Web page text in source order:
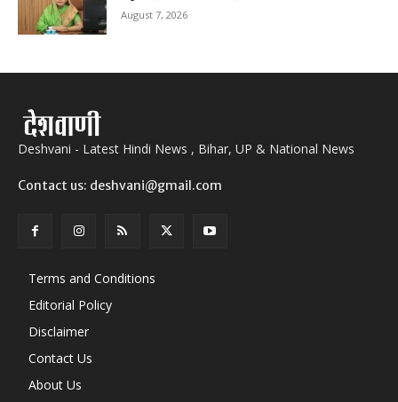
August 7, 2026
Deshvani - Latest Hindi News , Bihar, UP & National News
Contact us: deshvani@gmail.com
Terms and Conditions
Editorial Policy
Disclaimer
Contact Us
About Us